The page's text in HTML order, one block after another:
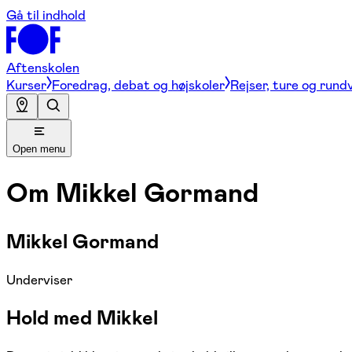
Gå til indhold
Aftenskolen
Kurser Foredrag, debat og højskoler Rejser, ture og
Open menu
Om Mikkel Gormand
Mikkel Gormand
Underviser
Hold med Mikkel